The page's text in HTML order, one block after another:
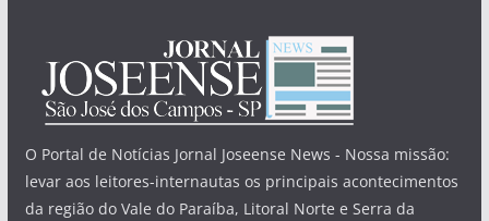
O Portal de Notícias Jornal Joseense News - Nossa missão:
levar aos leitores-internautas os principais acontecimentos
da região do Vale do Paraíba, Litoral Norte e Serra da